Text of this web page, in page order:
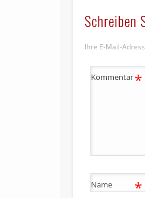
Schreiben
Ihre E-Mail-
Kommentar*
Name *